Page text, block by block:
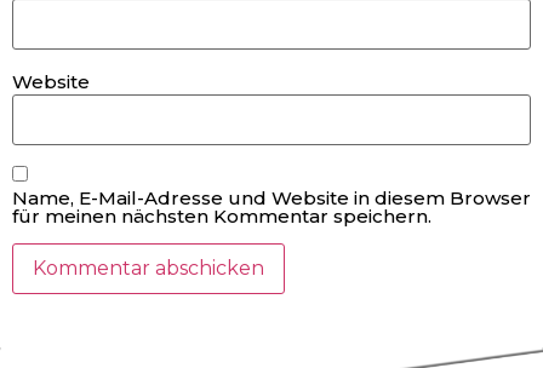
Website
Name, E-Mail-Adresse und Website in diesem Browser
für meinen nächsten Kommentar speichern.